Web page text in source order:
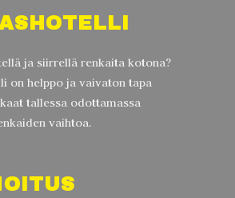
ja siirrellä renkaita kotona?
on helppo ja vaivaton tapa
tallessa odottamassa
vaihtoa.